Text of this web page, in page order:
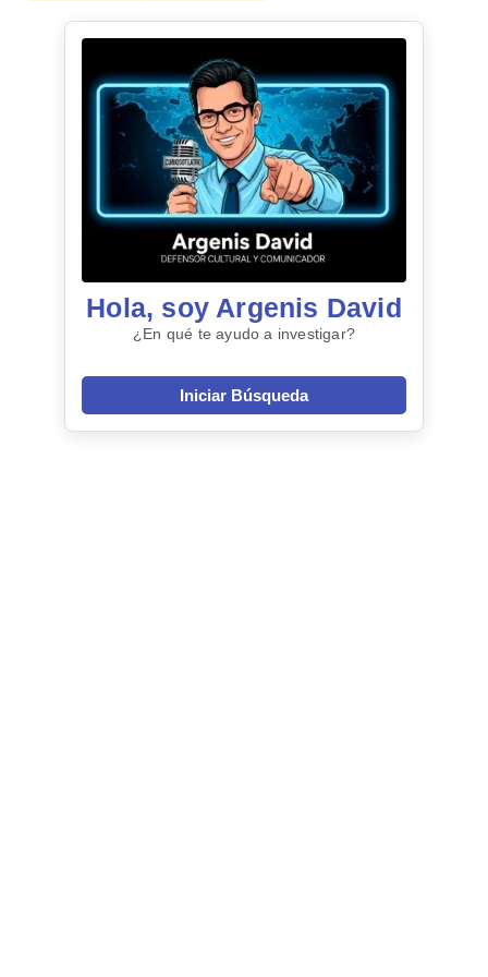
Hola, soy Argenis David
¿En qué te ayudo a investigar?
Iniciar Búsqueda